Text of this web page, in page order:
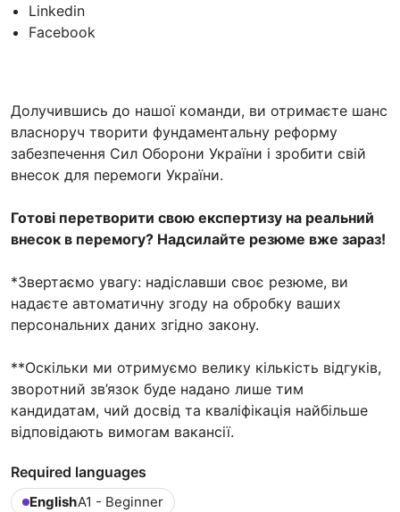
Linkedin
Facebook
Долучившись до нашої команди, ви отримаєте шанс
власноруч творити фундаментальну реформу
забезпечення Сил Оборони України і зробити свій
внесок для перемоги України.
Готові перетворити свою експертизу на реальний
внесок в перемогу? Надсилайте резюме вже зараз!
*Звертаємо увагу: надіславши своє резюме, ви
надаєте автоматичну згоду на обробку ваших
персональних даних згідно закону.
**Оскільки ми отримуємо велику кількість відгуків,
зворотний зв’язок буде надано лише тим
кандидатам, чий досвід та кваліфікація найбільше
відповідають вимогам вакансії.
Required languages
EnglishA1 - Beginner